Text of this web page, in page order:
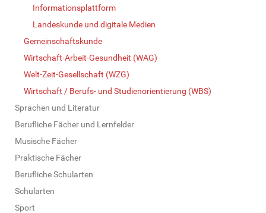
Informationsplattform
Landeskunde und digitale Medien
Gemeinschaftskunde
Wirtschaft-Arbeit-Gesundheit (WAG)
Welt-Zeit-Gesellschaft (WZG)
Wirtschaft / Berufs- und Studienorientierung (WBS)
Sprachen und Literatur
Berufliche Fächer und Lernfelder
Musische Fächer
Praktische Fächer
Berufliche Schularten
Schularten
Sport